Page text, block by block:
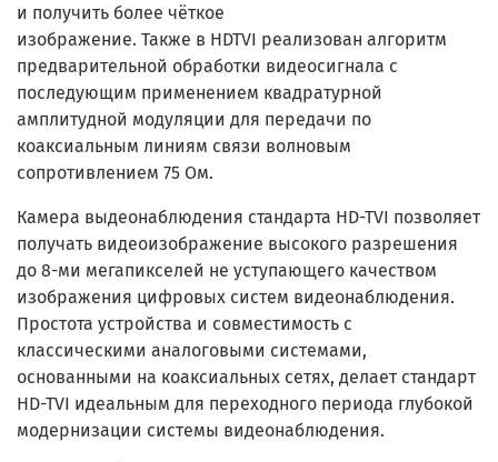
и получить более чёткое
изображение. Также в HDTVI реализован алгоритм
предварительной обработки видеосигнала с
последующим применением квадратурной
амплитудной модуляции для передачи по
коаксиальным линиям связи волновым
сопротивлением 75 Ом.
Камера выдеонаблюдения стандарта HD-TVI позволяет
получать видеоизображение высокого разрешения
до 8-ми мегапикселей не уступающего качеством
изображения цифровых систем видеонаблюдения.
Простота устройства и совместимость с
классическими аналоговыми системами,
основанными на коаксиальных сетях, делает стандарт
HD-TVI идеальным для переходного периода глубокой
модернизации системы видеонаблюдения.